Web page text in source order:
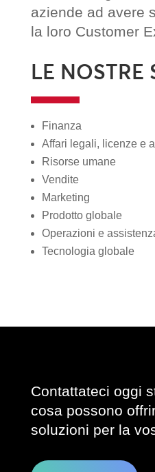
aziende ad avere
la loro Customer
LE NOSTRE
Finanza
Affari legali, licenze e
Risorse umane
Vendite
Marketing
Prodotto globale
Operazioni e
Tecnologia globale
Contattateci oggi
cosa possono
soluzioni per la